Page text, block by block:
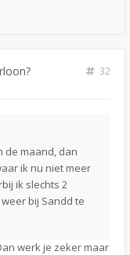
32
de maand, dan
ik nu niet meer
ik slechts 2
bij Sandd te
werk je zeker maar